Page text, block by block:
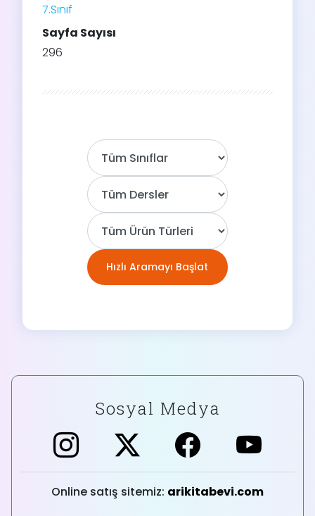
7.Sınıf
Sayfa Sayısı
296
Sosyal Medya
Online satış sitemiz: arikitabevi.com